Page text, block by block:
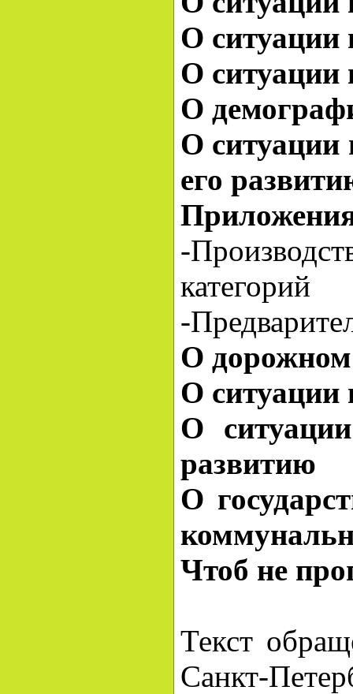
О ситуации
О ситуации
О
О ситуации
его
-
категорий
-
О
О ситуации
О
развитию
О
Чтоб не
Текст
Санкт-